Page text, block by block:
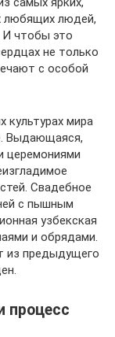
любящих людей,
И чтобы это
не только
с особой
культурах мира
Выдающаяся,
церемониями
Свадебное
с пышным
узбекская
и обрядами.
из предыдущего
процесс